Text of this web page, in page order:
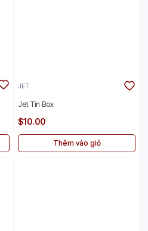
JET
Jet Tin Box
$10.00
Thêm vào giỏ